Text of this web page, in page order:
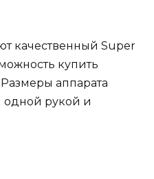
качественный Super
купить
аппарата
одной рукой и